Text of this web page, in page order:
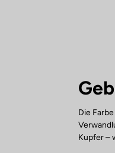
Die
Kupfer –